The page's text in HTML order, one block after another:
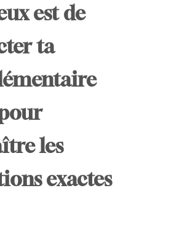
est de
ta
les
exactes